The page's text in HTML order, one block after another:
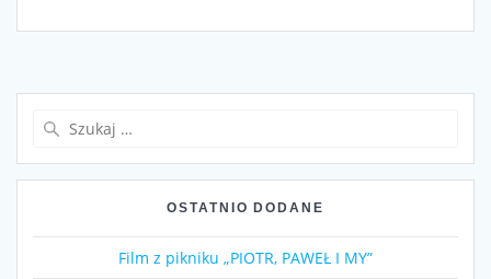
OSTATNIO DODANE
Film z pikniku „PIOTR, PAWEŁ I MY”